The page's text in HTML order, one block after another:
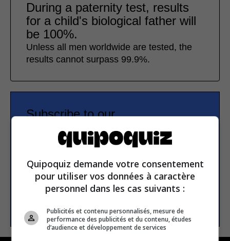
During a paternity test, results
for a child's biological father will
be 100%.
Unless all men worldwide are tested, the
results cannot surpass 99.9%.
Subscribe to our
Email address
Quipoquiz demande votre consentement
pour utiliser vos données à caractère
personnel dans les cas suivants :
Publicités et contenu personnalisés, mesure de
performance des publicités et du contenu, études
d’audience et développement de services